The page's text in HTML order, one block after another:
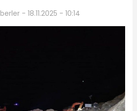
- 18.11.2025 - 10:14